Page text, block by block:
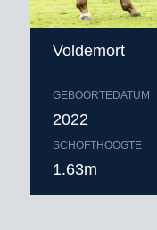
Voldemort
GEBOORTEDATUM
2022
SCHOFTHOOGTE
1.63m